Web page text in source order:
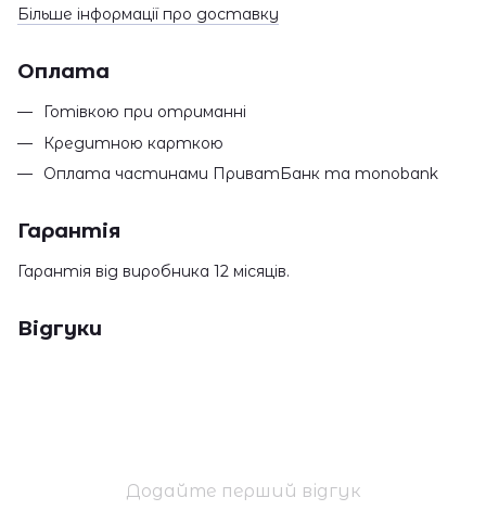
Більше інформації про доставку
Оплата
Готівкою при отриманні
Кредитною карткою
Оплата частинами ПриватБанк та monobank
Гарантія
Гарантія від виробника 12 місяців.
Відгуки
Додайте перший відгук